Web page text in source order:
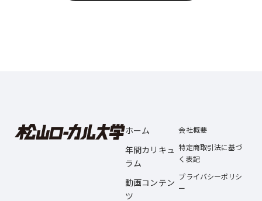
ホーム
年間カリキュ
ラム
動画コンテン
ツ
会社概要
特定商取引法に基づ
く表記
プライバシーポリシ
ー